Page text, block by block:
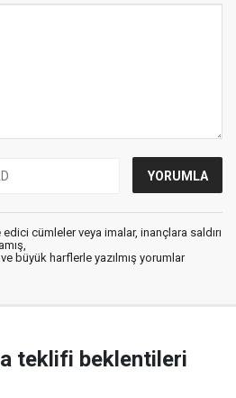
cümleler veya imalar, inançlara saldırı
büyük harflerle yazılmış yorumlar
teklifi beklentileri